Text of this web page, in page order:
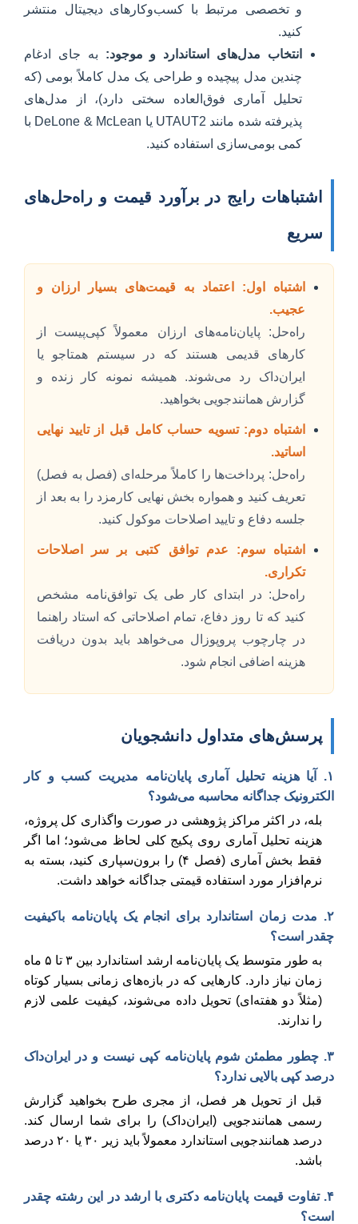
و تخصصی مرتبط با کسب‌وکارهای دیجیتال منتشر
کنید.
انتخاب مدل‌های استاندارد و موجود: به جای ادغام
چندین مدل پیچیده و طراحی یک مدل کاملاً بومی (که
تحلیل آماری فوق‌العاده سختی دارد)، از مدل‌های
پذیرفته شده مانند UTAUT2 یا DeLone & McLean با
کمی بومی‌سازی استفاده کنید.
اشتباهات رایج در برآورد قیمت و راه‌حل‌های
سریع
اشتباه اول: اعتماد به قیمت‌های بسیار ارزان و
عجیب.
راه‌حل: پایان‌نامه‌های ارزان معمولاً کپی‌پیست از
کارهای قدیمی هستند که در سیستم همتاجو یا
ایران‌داک رد می‌شوند. همیشه نمونه کار زنده و
گزارش همانندجویی بخواهید.
اشتباه دوم: تسویه حساب کامل قبل از تایید نهایی
اساتید.
راه‌حل: پرداخت‌ها را کاملاً مرحله‌ای (فصل به فصل)
تعریف کنید و همواره بخش نهایی کارمزد را به بعد از
جلسه دفاع و تایید اصلاحات موکول کنید.
اشتباه سوم: عدم توافق کتبی بر سر اصلاحات
تکراری.
راه‌حل: در ابتدای کار طی یک توافق‌نامه مشخص
کنید که تا روز دفاع، تمام اصلاحاتی که استاد راهنما
در چارچوب پروپوزال می‌خواهد باید بدون دریافت
هزینه اضافی انجام شود.
پرسش‌های متداول دانشجویان
۱. آیا هزینه تحلیل آماری پایان‌نامه مدیریت کسب و کار
الکترونیک جداگانه محاسبه می‌شود؟
بله، در اکثر مراکز پژوهشی در صورت واگذاری کل پروژه،
هزینه تحلیل آماری روی پکیج کلی لحاظ می‌شود؛ اما اگر
فقط بخش آماری (فصل ۴) را برون‌سپاری کنید، بسته به
نرم‌افزار مورد استفاده قیمتی جداگانه خواهد داشت.
۲. مدت زمان استاندارد برای انجام یک پایان‌نامه باکیفیت
چقدر است؟
به طور متوسط یک پایان‌نامه ارشد استاندارد بین ۳ تا ۵ ماه
زمان نیاز دارد. کارهایی که در بازه‌های زمانی بسیار کوتاه
(مثلاً دو هفته‌ای) تحویل داده می‌شوند، کیفیت علمی لازم
را ندارند.
۳. چطور مطمئن شوم پایان‌نامه کپی نیست و در ایران‌داک
درصد کپی بالایی ندارد؟
قبل از تحویل هر فصل، از مجری طرح بخواهید گزارش
رسمی همانندجویی (ایران‌داک) را برای شما ارسال کند.
درصد همانندجویی استاندارد معمولاً باید زیر ۳۰ یا ۲۰ درصد
باشد.
۴. تفاوت قیمت پایان‌نامه دکتری با ارشد در این رشته چقدر
است؟